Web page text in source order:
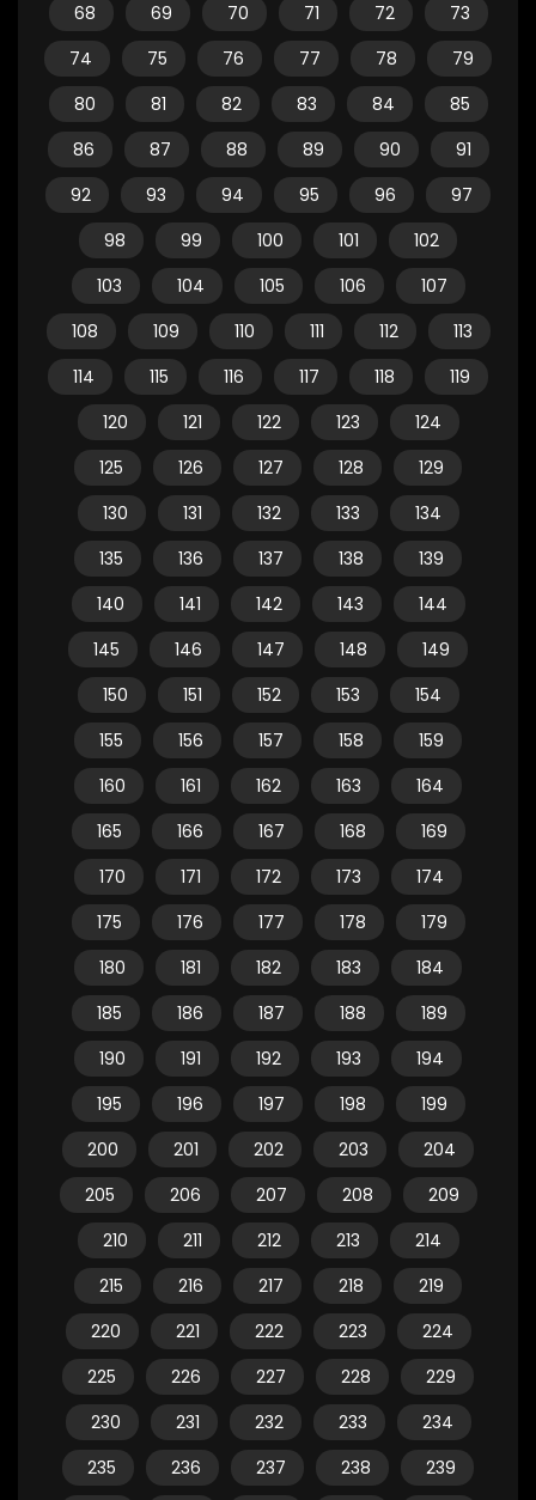
68
69 70 71 72
73
74
75 76 77 78
79
80
81 82 83 84
85
86
87 88 89 90
91
92
93 94 95 96
97
98
99 100 101
102
103
104 105 106
107
108
109 110 111 112
113
114
115 116 117 118
119
120
121 122 123
124
125
126 127 128
129
130
131 132 133
134
135
136 137 138
139
140
141 142 143
144
145
146 147 148
149
150
151 152 153
154
155
156 157 158
159
160
161 162 163
164
165
166 167 168
169
170
171 172 173
174
175
176 177 178
179
180
181 182 183
184
185
186 187 188
189
190
191 192 193
194
195
196 197 198
199
200
201 202 203
204
205
206 207 208
209
210
211 212 213
214
215
216 217 218
219
220
221 222 223
224
225
226 227 228
229
230
231 232 233
234
235
236 237 238
239